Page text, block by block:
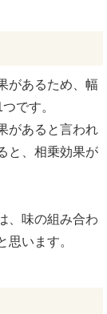
があるため、幅
です。
があると言われ
と、相乗効果が
、味の組み合わ
います。